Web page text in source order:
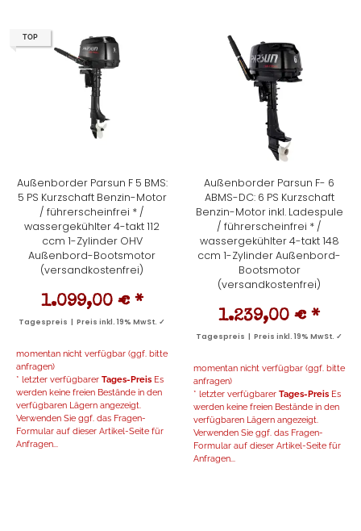
TOP
Außenborder Parsun F 5 BMS:
5 PS Kurzschaft Benzin-Motor
/ führerscheinfrei * /
wassergekühlter 4-takt 112
ccm 1-Zylinder OHV
Außenbord-Bootsmotor
(versandkostenfrei)
1.099,00 € *
Tagespreis | Preis inkl. 19% MwSt. ✓
momentan nicht verfügbar (ggf. bitte
anfragen)
* letzter verfügbarer Tages-Preis Es
werden keine freien Bestände in den
verfügbaren Lägern angezeigt.
Verwenden Sie ggf. das Fragen-
Formular auf dieser Artikel-Seite für
Anfragen...
Außenborder Parsun F- 6
ABMS-DC: 6 PS Kurzschaft
Benzin-Motor inkl. Ladespule
/ führerscheinfrei * /
wassergekühlter 4-takt 148
ccm 1-Zylinder Außenbord-
Bootsmotor
(versandkostenfrei)
1.239,00 € *
Tagespreis | Preis inkl. 19% MwSt. ✓
momentan nicht verfügbar (ggf. bitte
anfragen)
* letzter verfügbarer Tages-Preis Es
werden keine freien Bestände in den
verfügbaren Lägern angezeigt.
Verwenden Sie ggf. das Fragen-
Formular auf dieser Artikel-Seite für
Anfragen...